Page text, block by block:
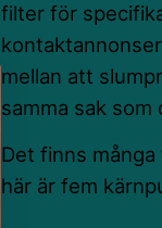
filter för
mellan att
samma sak som
Det finns
här är fem